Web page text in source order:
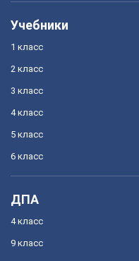
Учебники
1 класс
2 класс
3 класс
4 класс
5 класс
6 класс
ДПА
4 класс
9 класс